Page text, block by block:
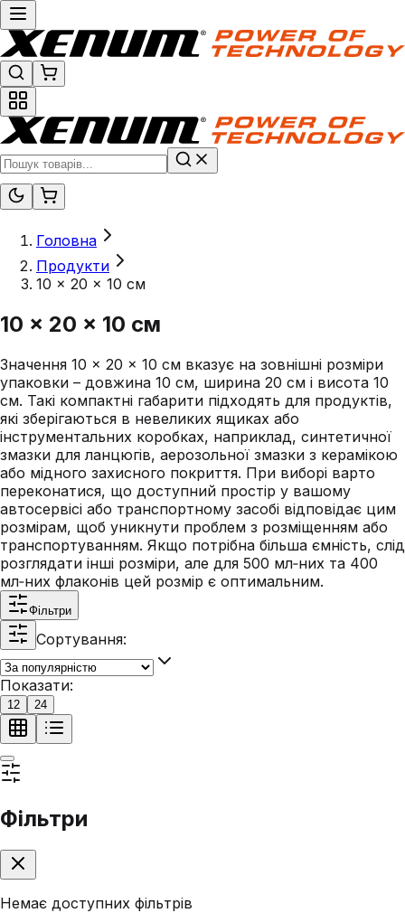
Головна
Продукти
10 × 20 × 10 см
10 × 20 × 10 см
Значення 10 × 20 × 10 см вказує на зовнішні розміри
упаковки – довжина 10 см, ширина 20 см і висота 10
см. Такі компактні габарити підходять для продуктів,
які зберігаються в невеликих ящиках або
інструментальних коробках, наприклад, синтетичної
змазки для ланцюгів, аерозольної змазки з керамікою
або мідного захисного покриття. При виборі варто
переконатися, що доступний простір у вашому
автосервісі або транспортному засобі відповідає цим
розмірам, щоб уникнути проблем з розміщенням або
транспортуванням. Якщо потрібна більша ємність, слід
розглядати інші розміри, але для 500 мл‑них та 400
мл‑них флаконів цей розмір є оптимальним.
Фільтри
Сортування:
Показати:
12 24
Фільтри
Немає доступних фільтрів